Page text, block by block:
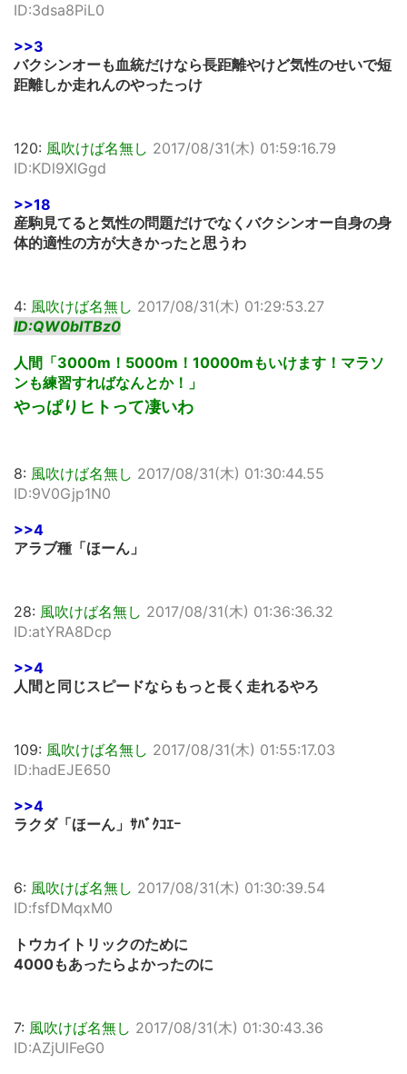
ID:3dsa8PiL0
>>3
バクシンオーも血統だけなら長距離やけど気性のせいで短
距離しか走れんのやったっけ
120: 風吹けば名無し 2017/08/31(木) 01:59:16.79
ID:KDl9XlGgd
>>18
産駒見てると気性の問題だけでなくバクシンオー自身の身
体的適性の方が大きかったと思うわ
4: 風吹けば名無し 2017/08/31(木) 01:29:53.27
ID:QW0bITBz0
人間「3000m！5000m！10000mもいけます！マラソ
ンも練習すればなんとか！」
やっぱりヒトって凄いわ
8: 風吹けば名無し 2017/08/31(木) 01:30:44.55
ID:9V0Gjp1N0
>>4
アラブ種「ほーん」
28: 風吹けば名無し 2017/08/31(木) 01:36:36.32
ID:atYRA8Dcp
>>4
人間と同じスピードならもっと長く走れるやろ
109: 風吹けば名無し 2017/08/31(木) 01:55:17.03
ID:hadEJE650
>>4
ラクダ「ほーん」ｻﾊﾞｸｺｴｰ
6: 風吹けば名無し 2017/08/31(木) 01:30:39.54
ID:fsfDMqxM0
トウカイトリックのために
4000もあったらよかったのに
7: 風吹けば名無し 2017/08/31(木) 01:30:43.36
ID:AZjUlFeG0